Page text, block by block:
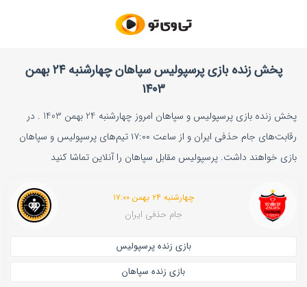
پخش زنده بازی پرسپولیس سپاهان چهارشنبه ۲۴ بهمن
۱۴۰۳
پخش زنده بازی پرسپولیس و سپاهان امروز چهارشنبه 24 بهمن 1403 . در
رقابت‌های جام حذفی ایران و از ساعت ۱۷:۰۰ تیم‌های پرسپولیس و سپاهان
بازی خواهند داشت. پرسپولیس مقابل سپاهان را آنلاین تماشا کنید
چهارشنبه ۲۴ بهمن ۱۷:۰۰
جام حذفی ایران
بازی زنده پرسپولیس
بازی زنده سپاهان